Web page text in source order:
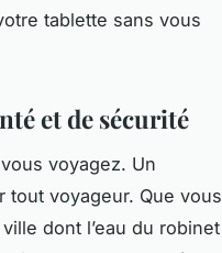
tablette sans vous
et de sécurité
voyagez. Un
tout voyageur. Que vous
dont l’eau du robinet